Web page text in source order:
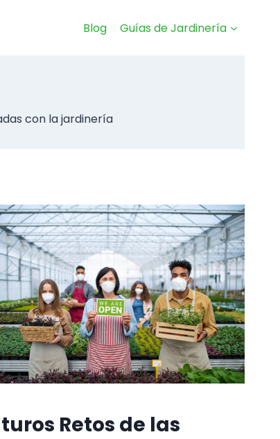
Blog Guías de Jardinería
con la jardinería
Retos de las